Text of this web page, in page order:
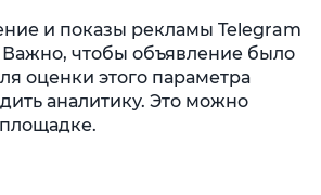
и показы рекламы Telegram
Важно, чтобы объявление было
оценки этого параметра
аналитику. Это можно